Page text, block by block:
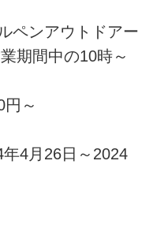
ペンアウトドアー
期間中の10時～
～
4月26日～2024